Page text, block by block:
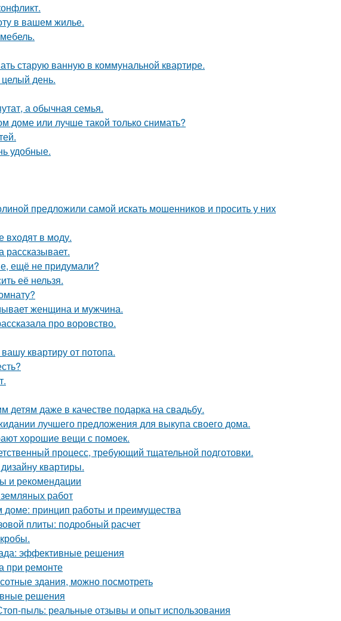
в вашем жилье.
старую ванную в коммунальной квартире.
день.
а обычная семья.
доме или лучше такой только снимать?
удобные.
предложили самой искать мошенников и просить у них
входят в моду.
ещё не придумали?
её нельзя.
женщина и мужчина.
про воровство.
квартиру от потопа.
даже в качестве подарка на свадьбу.
лучшего предложения для выкупа своего дома.
хорошие вещи с помоек.
процесс, требующий тщательной подготовки.
квартиры.
и рекомендации
работ
доме: принцип работы и преимущества
плиты: подробный расчет
эффективные решения
при ремонте
здания, можно посмотреть
решения
пыль: реальные отзывы и опыт использования